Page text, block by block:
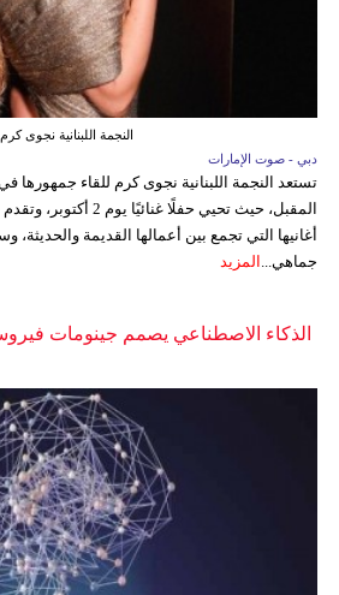
النجمة اللبنانية نجوى كرم
دبي - صوت الإمارات
تستعد النجمة اللبنانية نجوى كرم للقاء جمهورها
المقبل، حيث تحيي حفلًا
أغانيها التي تجمع بين أعمالها القديمة
جماهي... المزيد
الذكاء الاصطناعي يصمم جينومات